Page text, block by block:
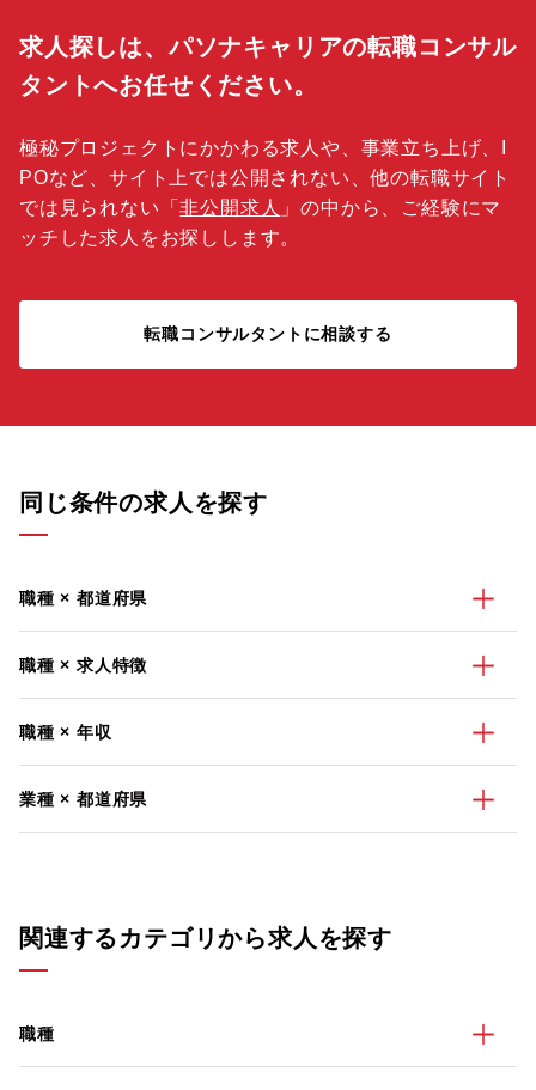
求人探しは、パソナキャリアの転職コンサル
タントへお任せください。
極秘プロジェクトにかかわる求人や、事業立ち上げ、I
POなど、サイト上では公開されない、他の転職サイト
では見られない「非公開求人 」の中から、ご経験にマ
ッチした求人をお探しします。
転職コンサルタントに相談する
同じ条件の求人を探す
職種 × 都道府県
職種 × 求人特徴
職種 × 年収
業種 × 都道府県
関連するカテゴリから求人を探す
職種